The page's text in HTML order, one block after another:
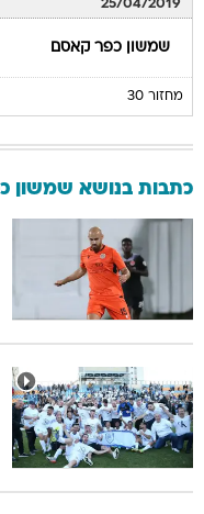
25/04/2019
שמשון כפר קאסם
מחזור 30
כתבות בנושא שמשון